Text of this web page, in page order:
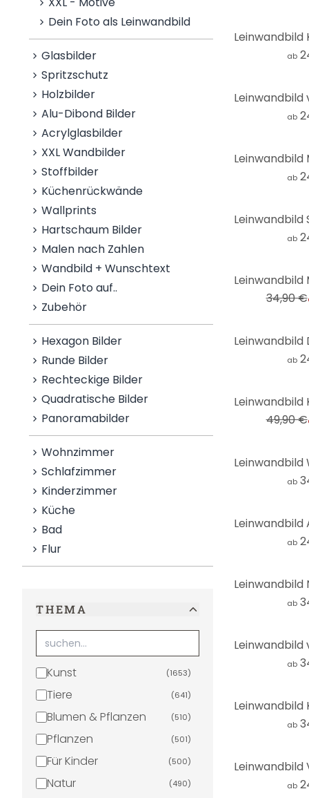
Dein Foto als Leinwandbild
Glasbilder
Spritzschutz
Holzbilder
Alu-Dibond Bilder
Acrylglasbilder
XXL Wandbilder
Stoffbilder
Küchenrückwände
Wallprints
Hartschaum Bilder
Malen nach Zahlen
Wandbild + Wunschtext
Dein Foto auf..
Zubehör
Hexagon Bilder
Runde Bilder
Rechteckige Bilder
Quadratische Bilder
Panoramabilder
Wohnzimmer
Schlafzimmer
Kinderzimmer
Küche
Bad
Flur
THEMA
Kunst (1653)
Tiere (641)
Blumen & Pflanzen (510)
Pflanzen (501)
Für Kinder (500)
Natur (490)
ab
ab
ab
ab
34,90 €
ab
49,90 €
ab
ab
ab
ab
ab
ab